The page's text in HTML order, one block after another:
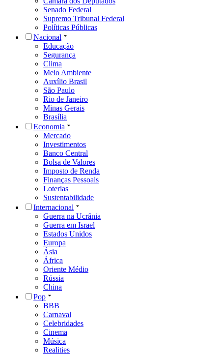
Senado Federal
Supremo Tribunal Federal
Políticas Públicas
Nacional
Educação
Segurança
Clima
Meio Ambiente
Auxílio Brasil
São Paulo
Rio de Janeiro
Minas Gerais
Brasília
Economia
Mercado
Investimentos
Banco Central
Bolsa de Valores
Imposto de Renda
Finanças Pessoais
Loterias
Sustentabilidade
Internacional
Guerra na Ucrânia
Guerra em Israel
Estados Unidos
Europa
Ásia
África
Oriente Médio
Rússia
China
Pop
BBB
Carnaval
Celebridades
Cinema
Música
Realities